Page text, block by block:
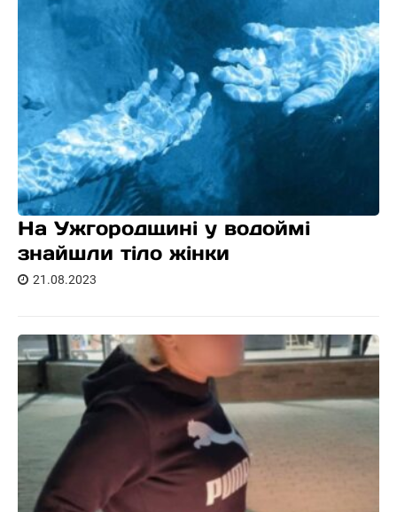
На Ужгородщині у водоймі
знайшли тіло жінки
21.08.2023